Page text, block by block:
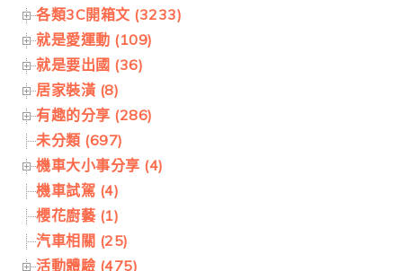
各類3C開箱文 (3233)
就是愛運動 (109)
就是要出國 (36)
居家裝潢 (8)
有趣的分享 (286)
未分類 (697)
機車大小事分享 (4)
機車試駕 (4)
櫻花廚藝 (1)
汽車相關 (25)
活動體驗 (475)